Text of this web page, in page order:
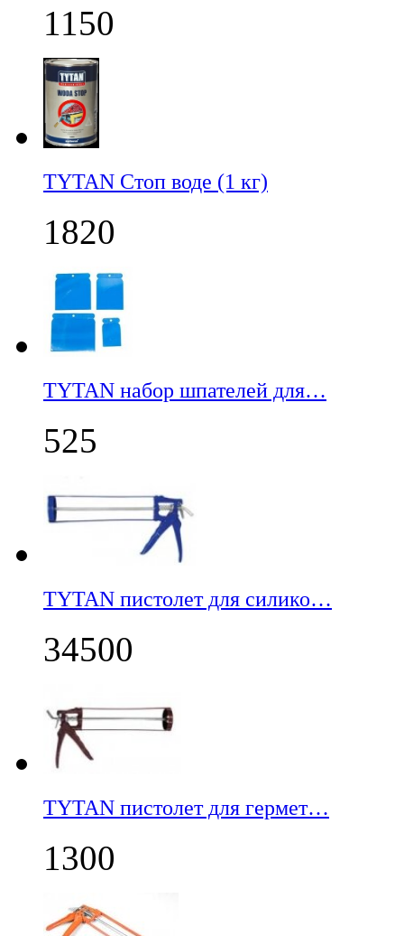
1150
TYTAN Стоп воде (1 кг)
1820
TYTAN набор шпателей для…
525
TYTAN пистолет для силико…
34500
TYTAN пистолет для гермет…
1300